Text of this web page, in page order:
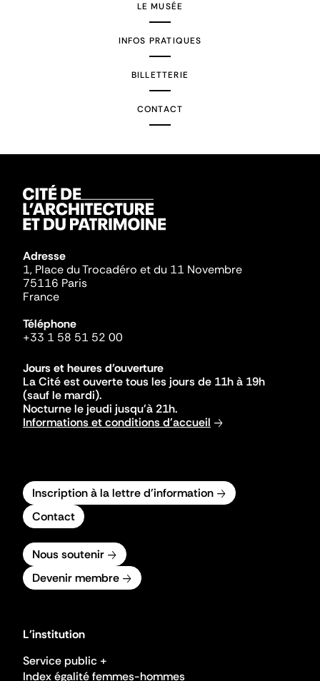
LE MUSÉE
INFOS PRATIQUES
BILLETTERIE
CONTACT
Adresse
1, Place du Trocadéro et du 11 Novembre
75116 Paris
France
Téléphone
+33 1 58 51 52 00
Jours et heures d'ouverture
La Cité est ouverte tous les jours de 11h à 19h
(sauf le mardi).
Nocturne le jeudi jusqu'à 21h.
Informations et conditions d'accueil
Inscription à la lettre d'information
Contact
Nous soutenir
Devenir membre
L'institution
Service public +
Index égalité femmes-hommes